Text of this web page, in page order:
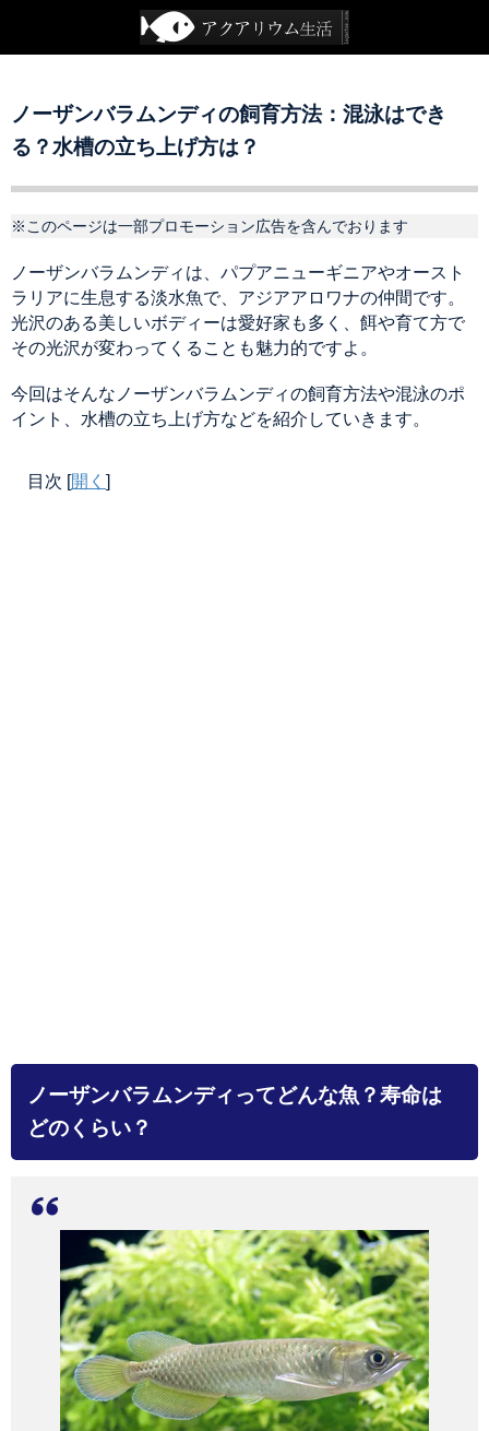
ノーザンバラムンディの飼育方法：混泳はでき
る？水槽の立ち上げ方は？
※このページは一部プロモーション広告を含んでおります
ノーザンバラムンディは、パプアニューギニアやオースト
ラリアに生息する淡水魚で、アジアアロワナの仲間です。
光沢のある美しいボディーは愛好家も多く、餌や育て方で
その光沢が変わってくることも魅力的ですよ。
今回はそんなノーザンバラムンディの飼育方法や混泳のポ
イント、水槽の立ち上げ方などを紹介していきます。
目次 [開く ]
ノーザンバラムンディってどんな魚？寿命は
どのくらい？